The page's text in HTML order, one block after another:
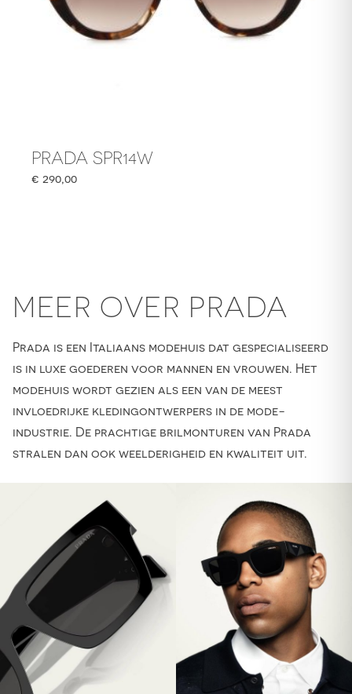
PRADA SPR14W
€ 290,00
MEER OVER PRADA
Prada is een Italiaans modehuis dat gespecialiseerd
is in luxe goederen voor mannen en vrouwen. Het
modehuis wordt gezien als een van de meest
invloedrijke kledingontwerpers in de mode-
industrie. De prachtige brilmonturen van Prada
stralen dan ook weelderigheid en kwaliteit uit.